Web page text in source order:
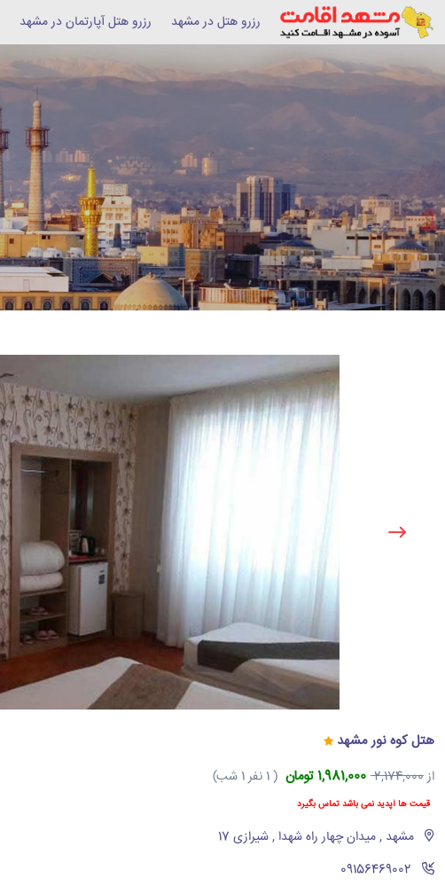
رزرو هتل در مشهد رزرو هتل آپارتمان در مشهد
هتل کوه نور مشهد
از2,174,000 1,981,000 تومان ( 1 نفر 1 شب)
قیمت ها آپدید نمی باشد تماس بگیرد
مشهد , میدان چهار راه شهدا , شیرازی 17
‪09156469002‬